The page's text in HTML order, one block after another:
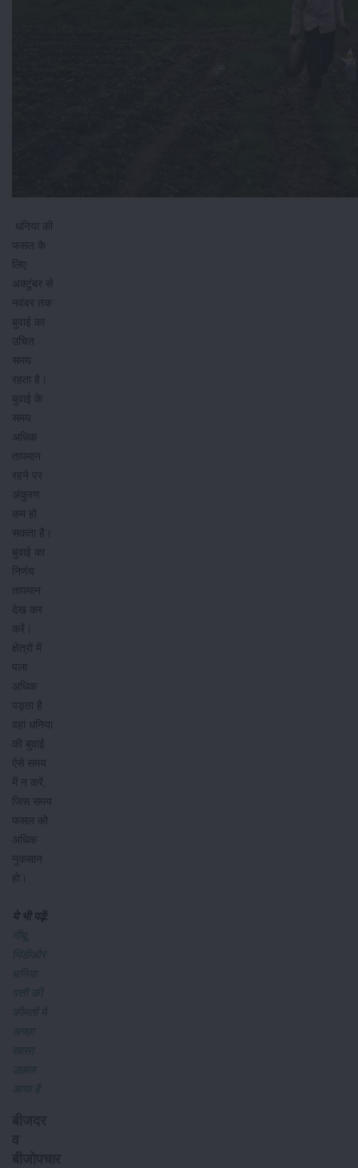
धनिया की
फसल के
लिए
अक्टुंबर से
नवंबर तक
बुवाई का
उचित
समय
रहता है।
बुवाई के
समय
अधिक
तापमान
रहने पर
अंकुरण
कम हो
सकता है।
बुवाई का
निर्णय
तापमान
देख कर
करें।
क्षेत्रों में
पला
अधिक
पड़ता है
वहां धनिया
की बुवाई
ऐसे समय
में न करें,
जिस समय
फसल को
अधिक
नुकसान
हो।
ये भी पढ़ें:
नींबू,
भिंडीऔर
धनिया
पत्ती की
कीमतों में
अच्छा
खासा
उछाल
आया है